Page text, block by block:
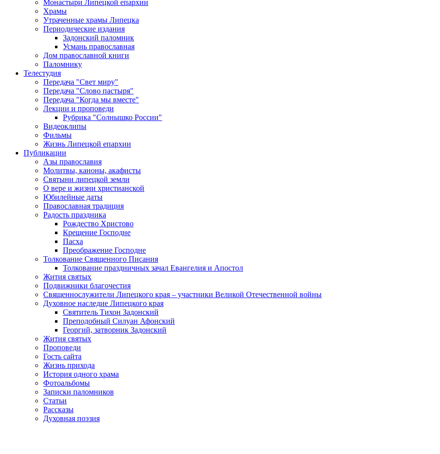
Монастыри Липецкой епархии
Храмы
Утраченные храмы Липецка
Периодические издания
Задонский паломник
Усмань православная
Дом православной книги
Паломнику
Телестудия
Передача "Свет миру"
Передача "Слово пастыря"
Передача "Когда мы вместе"
Лекции и проповеди
Рубрика "Солнышко России"
Видеоклипы
Фильмы
Жизнь Липецкой епархии
Публикации
Азы православия
Молитвы, каноны, акафисты
Святыни липецкой земли
О вере и жизни христианской
Юбилейные даты
Православная традиция
Радость праздника
Рождество Христово
Крещение Господне
Пасха
Преображение Господне
Толкование Священного Писания
Толкование праздничных зачал Евангелия и Апостол
Жития святых
Подвижники благочестия
Священнослужители Липецкого края – участники Великой Отечественной войны
Духовное наследие Липецкого края
Святитель Тихон Задонский
Преподобный Силуан Афонский
Георгий, затворник Задонский
Жития святых
Проповеди
Гость сайта
Жизнь прихода
История одного храма
Фотоальбомы
Записки паломников
Статьи
Рассказы
Духовная поэзия